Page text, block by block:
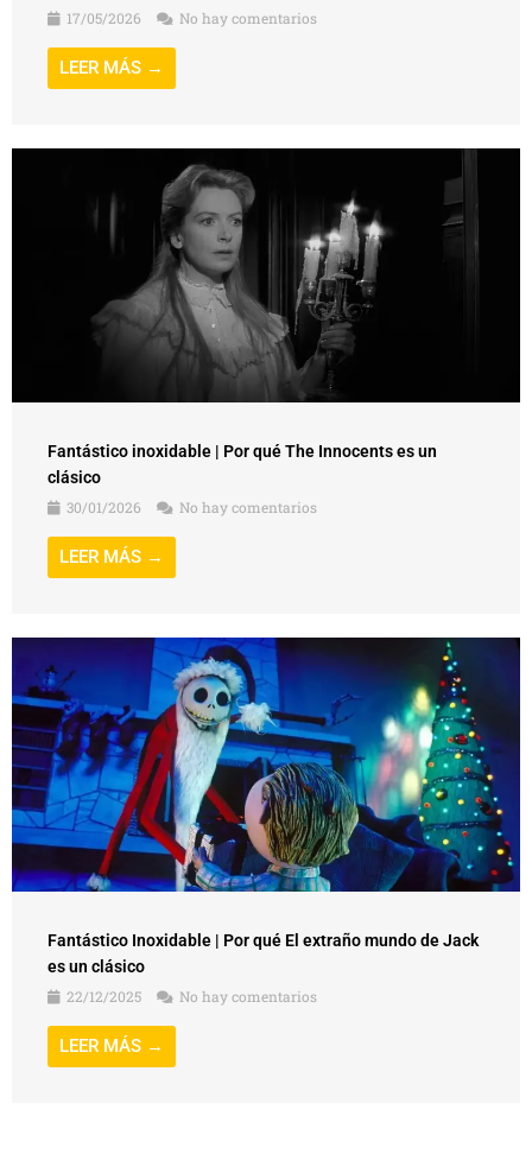
17/05/2026
No hay comentarios
LEER MÁS →
Fantástico inoxidable | Por qué The Innocents es un
clásico
30/01/2026
No hay comentarios
LEER MÁS →
Fantástico Inoxidable | Por qué El extraño mundo de Jack
es un clásico
22/12/2025
No hay comentarios
LEER MÁS →